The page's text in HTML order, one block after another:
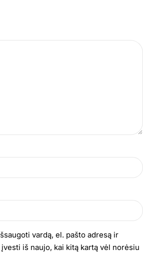
vardą, el. pašto adresą ir
iš naujo, kai kitą kartą vėl norėsiu